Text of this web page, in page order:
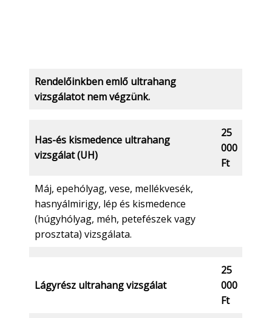
Rendelőinkben emlő ultrahang
vizsgálatot nem végzünk.
Has-és kismedence ultrahang
vizsgálat (UH)
25
000
Ft
Máj, epehólyag, vese, mellékvesék,
hasnyálmirigy, lép és kismedence
(húgyhólyag, méh, petefészek vagy
prosztata) vizsgálata.
Lágyrész ultrahang vizsgálat
25
000
Ft